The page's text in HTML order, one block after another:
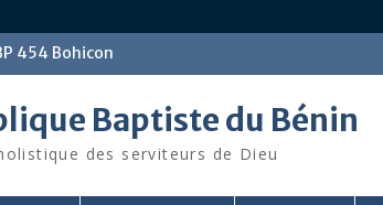
454 Bohicon
Baptiste du Bénin
des serviteurs de Dieu